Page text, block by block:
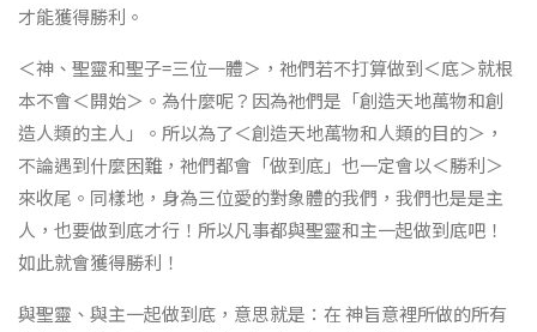
才能獲得勝利。
＜神、聖靈和聖子=三位一體＞，祂們若不打算做到＜底＞就根
本不會＜開始＞。為什麼呢？因為祂們是「創造天地萬物和創
造人類的主人」。所以為了＜創造天地萬物和人類的目的＞，
不論遇到什麼困難，祂們都會「做到底」也一定會以＜勝利＞
來收尾。同樣地，身為三位愛的對象體的我們，我們也是是主
人，也要做到底才行！所以凡事都與聖靈和主一起做到底吧！
如此就會獲得勝利！
與聖靈、與主一起做到底，意思就是：在 神旨意裡所做的所有